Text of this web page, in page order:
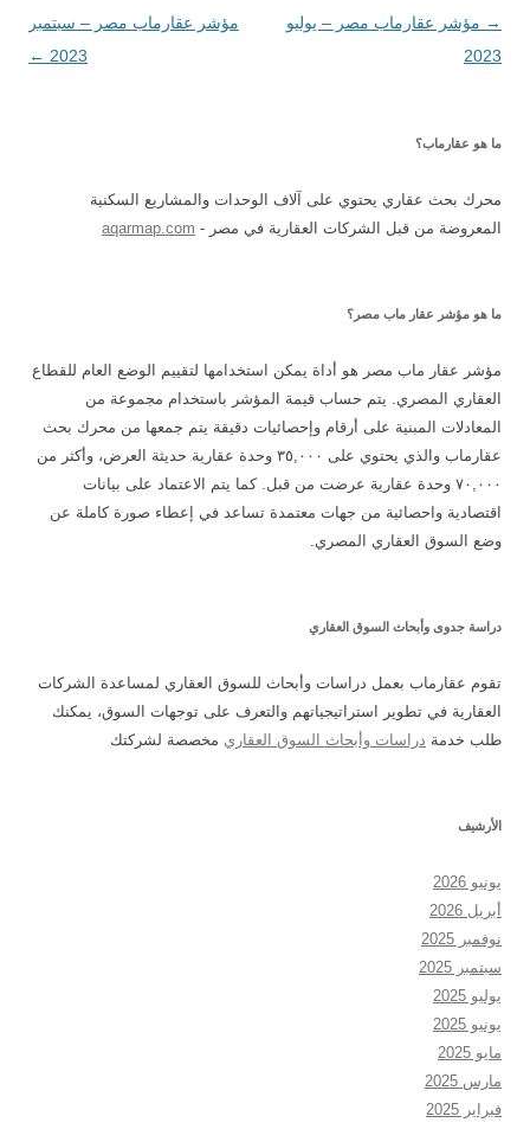
تصفّح
المقالات
→ مؤشر عقارماب مصر – يوليو
2023
مؤشر عقارماب مصر – سبتمبر
2023
←
ما هو عقارماب؟
محرك بحث عقاري يحتوي على آلاف الوحدات والمشاريع السكنية
المعروضة من قبل الشركات العقارية في مصر - aqarmap.com
ما هو مؤشر عقار ماب مصر؟
مؤشر عقار ماب مصر هو أداة يمكن استخدامها لتقييم الوضع العام للقطاع
العقاري المصري. يتم حساب قيمة المؤشر باستخدام مجموعة من
المعادلات المبنية على أرقام وإحصائيات دقيقة يتم جمعها من محرك بحث
عقارماب والذي يحتوي على ٣٥,٠٠٠ وحدة عقارية حديثة العرض، وأكثر من
٧٠,٠٠٠ وحدة عقارية عرضت من قبل. كما يتم الاعتماد على بيانات
اقتصادية واحصائية من جهات معتمدة تساعد في إعطاء صورة كاملة عن
وضع السوق العقاري المصري.
دراسة جدوى وأبحاث السوق العقاري
تقوم عقارماب بعمل دراسات وأبحاث للسوق العقاري لمساعدة الشركات
العقارية في تطوير استراتيجياتهم والتعرف على توجهات السوق، يمكنك
طلب خدمة دراسات وأبحاث السوق العقاري مخصصة لشركتك
الأرشيف
يونيو 2026
أبريل 2026
نوفمبر 2025
سبتمبر 2025
يوليو 2025
يونيو 2025
مايو 2025
مارس 2025
فبراير 2025